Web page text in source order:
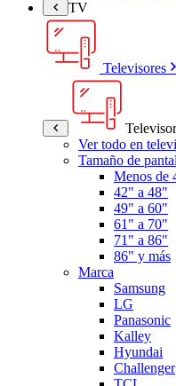
TV
Televisores
Ver todo en
Tamaño de
Menos de
42" a 48"
49" a 60"
61" a 70"
71" a 86"
86" y más
Marca
Samsung
LG
Panasonic
Kalley
Hyundai
Challenger